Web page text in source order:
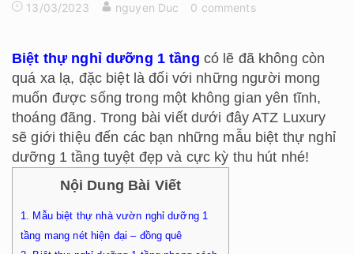
13/03/2023 nguyen Duc 0 comments
Biệt thự nghỉ dưỡng 1 tầng có lẽ đã không còn
quá xa lạ, đặc biệt là đối với những người mong
muốn được sống trong một không gian yên tĩnh,
thoáng đãng. Trong bài viết dưới đây ATZ Luxury
sẽ giới thiệu đến các bạn những mẫu biệt thự nghỉ
dưỡng 1 tầng tuyệt đẹp và cực kỳ thu hút nhé!
Nội Dung Bài Viết
1.
Mẫu biệt thự nhà vườn nghỉ dưỡng 1
tầng mang nét hiện đại – đồng quê